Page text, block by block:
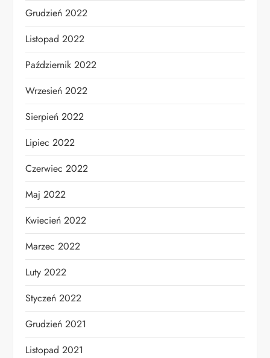
Grudzień 2022
Listopad 2022
Październik 2022
Wrzesień 2022
Sierpień 2022
Lipiec 2022
Czerwiec 2022
Maj 2022
Kwiecień 2022
Marzec 2022
Luty 2022
Styczeń 2022
Grudzień 2021
Listopad 2021